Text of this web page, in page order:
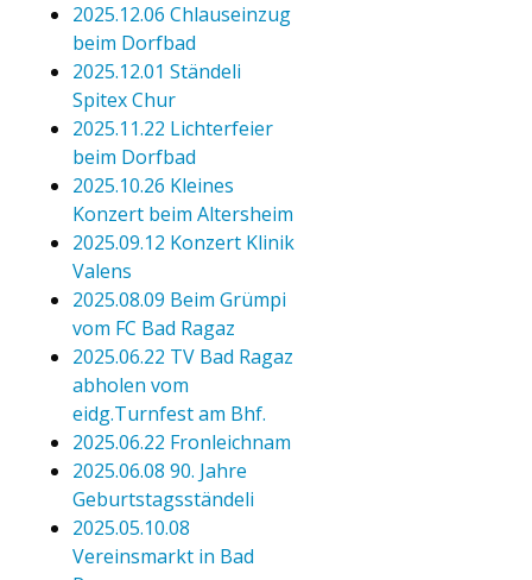
2025.12.06 Chlauseinzug
beim Dorfbad
2025.12.01 Ständeli
Spitex Chur
2025.11.22 Lichterfeier
beim Dorfbad
2025.10.26 Kleines
Konzert beim Altersheim
2025.09.12 Konzert Klinik
Valens
2025.08.09 Beim Grümpi
vom FC Bad Ragaz
2025.06.22 TV Bad Ragaz
abholen vom
eidg.Turnfest am Bhf.
2025.06.22 Fronleichnam
2025.06.08 90. Jahre
Geburtstagsständeli
2025.05.10.08
Vereinsmarkt in Bad